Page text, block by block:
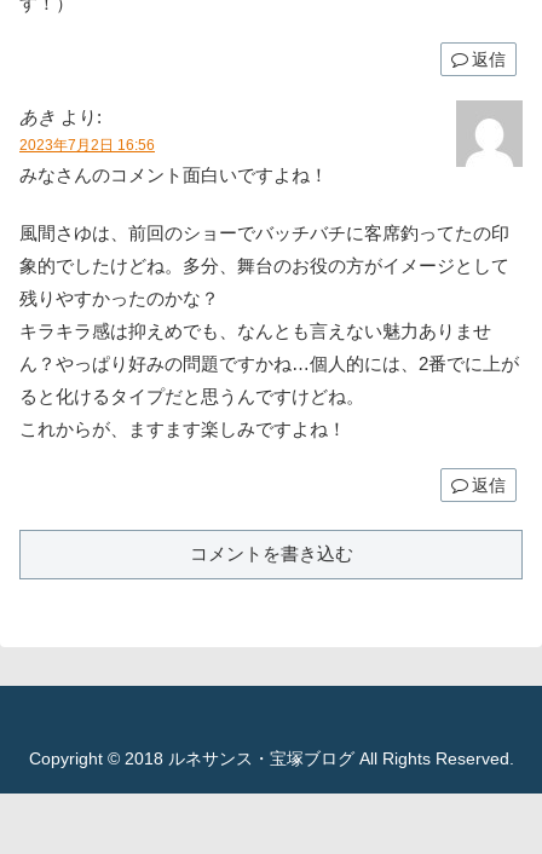
返信
あき より:
2023年7月2日 16:56
みなさんのコメント面白いですよね！
風間さゆは、前回のショーでバッチバチに客席釣ってたの印
象的でしたけどね。多分、舞台のお役の方がイメージとして
残りやすかったのかな？
キラキラ感は抑えめでも、なんとも言えない魅力ありませ
ん？やっぱり好みの問題ですかね…個人的には、2番でに上が
ると化けるタイプだと思うんですけどね。
これからが、ますます楽しみですよね！
返信
コメントを書き込む
Copyright © 2018 ルネサンス・宝塚ブログ All Rights Reserved.